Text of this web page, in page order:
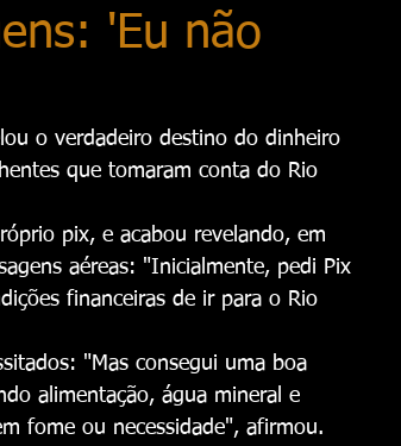
'Eu não
o verdadeiro destino do dinheiro
que tomaram conta do Rio
pix, e acabou revelando, em
aéreas: "Inicialmente, pedi Pix
financeiras de ir para o Rio
"Mas consegui uma boa
alimentação, água mineral e
fome ou necessidade", afirmou.